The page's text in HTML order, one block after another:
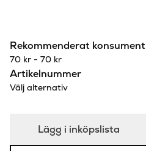
Rekommenderat
70 kr - 70 kr
Artikelnummer
Välj alternativ
Lägg i inköpslista